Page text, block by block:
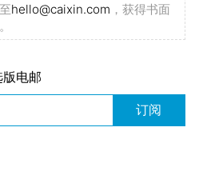
hello@caixin.com ，获得书面
电邮
订阅